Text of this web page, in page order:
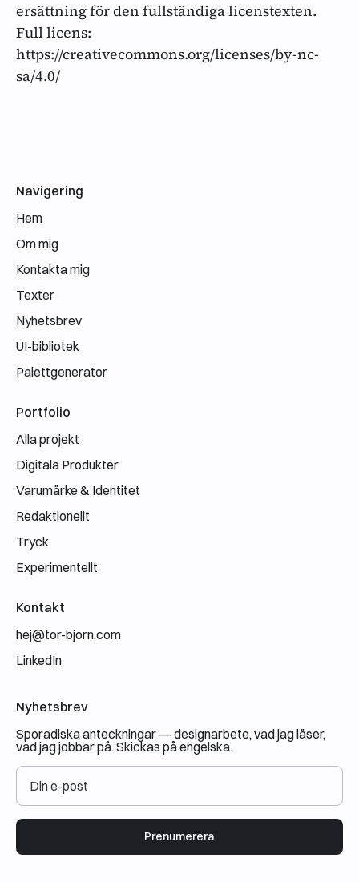
ersättning för den fullständiga licenstexten.
Full licens:
https://creativecommons.org/licenses/by-nc-
sa/4.0/
Navigering
Hem
Om mig
Kontakta mig
Texter
Nyhetsbrev
UI-bibliotek
Palettgenerator
Portfolio
Alla projekt
Digitala Produkter
Varumärke & Identitet
Redaktionellt
Tryck
Experimentellt
Kontakt
hej@tor-bjorn.com
LinkedIn
Nyhetsbrev
Sporadiska anteckningar — designarbete, vad jag läser,
vad jag jobbar på. Skickas på engelska.
Prenumerera